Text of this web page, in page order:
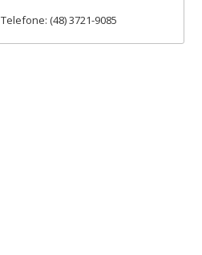
Telefone: (48) 3721-9085